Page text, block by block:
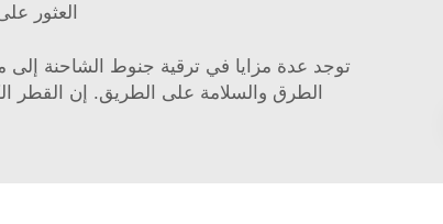
العثور على عجلات شاحنة
الطرق والسلامة على الطريق. إن